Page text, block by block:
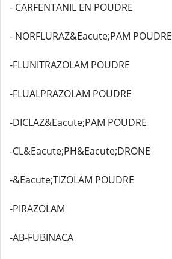
- CARFENTANIL EN POUDRE
- NORFLURAZ&Eacute;PAM POUDRE
-FLUNITRAZOLAM POUDRE
-FLUALPRAZOLAM POUDRE
-DICLAZ&Eacute;PAM POUDRE
-CL&Eacute;PH&Eacute;DRONE
-&Eacute;TIZOLAM POUDRE
-PIRAZOLAM
-AB-FUBINACA